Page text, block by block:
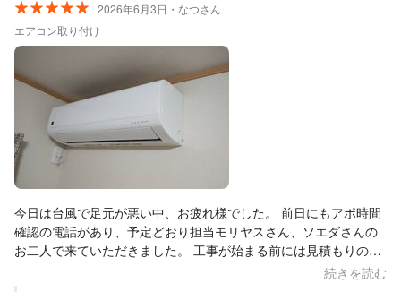
ありがとうございます。ご訪問時間や接客対応、作業内容にご
満足いただけたとのことで安心いたしました。 化粧カバーの再
利用やエアコン設置のご相談につきましても、お客様のお力に
なれたようで何よりでございます。 施工の仕上がりについても
ご満足いただけたとのこと、スタッフ一同大変励みになりま
す。いただいたお言葉はスタッフに共有させていただきます。
今後も「86電工に頼んでよかった」と思っていただけるよう、
丁寧な対応と施工を心掛けてまいります。 また何かございまし
たらお気軽にご相談くださいませ。 今後ともよろしくお願いい
2026年6月3日・なつさん
エアコン取り付け
今日は台風で足元が悪い中、お疲れ様でした。 前日にもアポ時間
確認の電話があり、予定どおり担当モリヤスさん、ソエダさんの
お二人で来ていただきました。 工事が始まる前には見積もりの料
金を確認の上、1時間程度で終了しました。 古いエアコンと付け
続きを読む